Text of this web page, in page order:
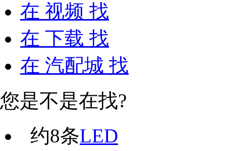
在 视频 找
在 下载 找
在 汽配城 找
您是不是在找?
约8条LED